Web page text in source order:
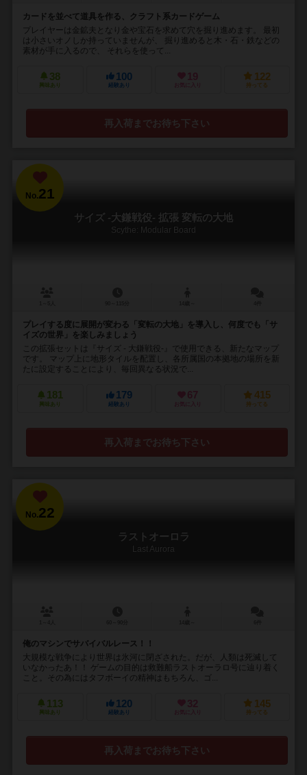
カードを並べて道具を作る、クラフト系カードゲーム
プレイヤーは金鉱夫となり金や宝石を求めて穴を掘り進めます。 最初
は小さいオノしか持っていませんが、 掘り進めると木・石・鉄などの
素材が手に入るので、 それらを使って...
38
興味あり
100
経験あり
19
お気に入り
122
持ってる
再入荷までお待ち下さい
No.21
サイズ -大鎌戦役- 拡張 変転の大地
Scythe: Modular Board
プレイする度に展開が変わる「変転の大地」を導入し、何度でも「サ
イズの世界」を楽しみましょう
この拡張セットは『サイズ - 大鎌戦役-』で使用できる、新たなマップ
です。 マップ上に地形タイルを配置し、各所属国の本拠地の場所を新
たに設定することにより、毎回異なる状況で...
181
興味あり
179
経験あり
67
お気に入り
415
持ってる
再入荷までお待ち下さい
No.22
ラストオーロラ
Last Aurora
俺のマシンでサバイバルレース！！
大規模な戦争により世界は氷河に閉ざされた。だが、人類は死滅して
いなかったあ！！ ゲームの目的は救難船ラストオーラロ号に辿り着く
こと。その為にはタフボーイの精神はもちろん、ゴ...
113
興味あり
120
経験あり
32
お気に入り
145
持ってる
再入荷までお待ち下さい